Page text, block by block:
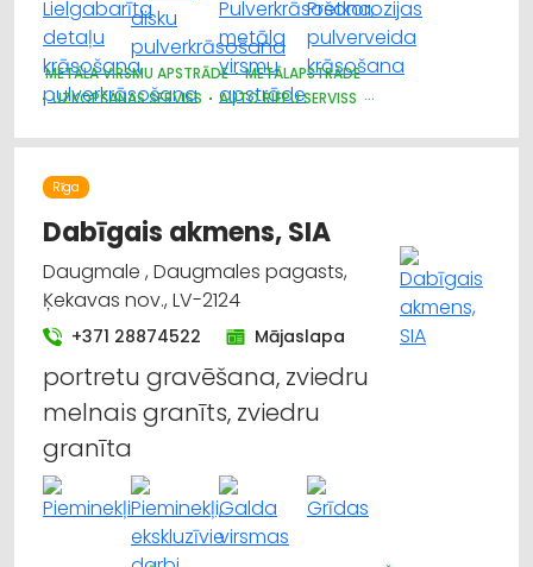
METĀLA VIRSMU APSTRĀDE
METĀLAPSTRĀDE
UZKOPŠANAS SERVISS
AUTO RIEPU SERVISS
Rīga
Dabīgais akmens, SIA
Daugmale , Daugmales pagasts,
Ķekavas nov., LV-2124
+371 28874522 Mājaslapa
portretu gravēšana, zviedru
melnais granīts, zviedru
granīta